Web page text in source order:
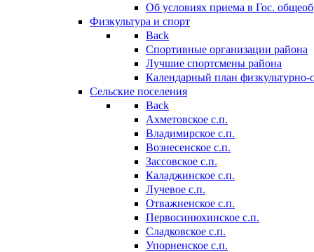
Об условиях приема в Гос.
Физкультура и спорт
Back
Спортивные организации района
Лучшие спортсмены района
Календарный план
Сельские поселения
Back
Ахметовское с.п.
Владимирское с.п.
Вознесенское с.п.
Зассовское с.п.
Каладжинское с.п.
Лучевое с.п.
Отважненское с.п.
Первосинюхинское с.п.
Сладковское с.п.
Упорненское с.п.